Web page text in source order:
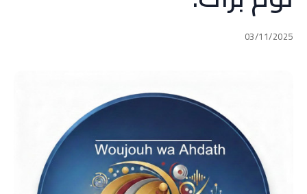
03/11/2025